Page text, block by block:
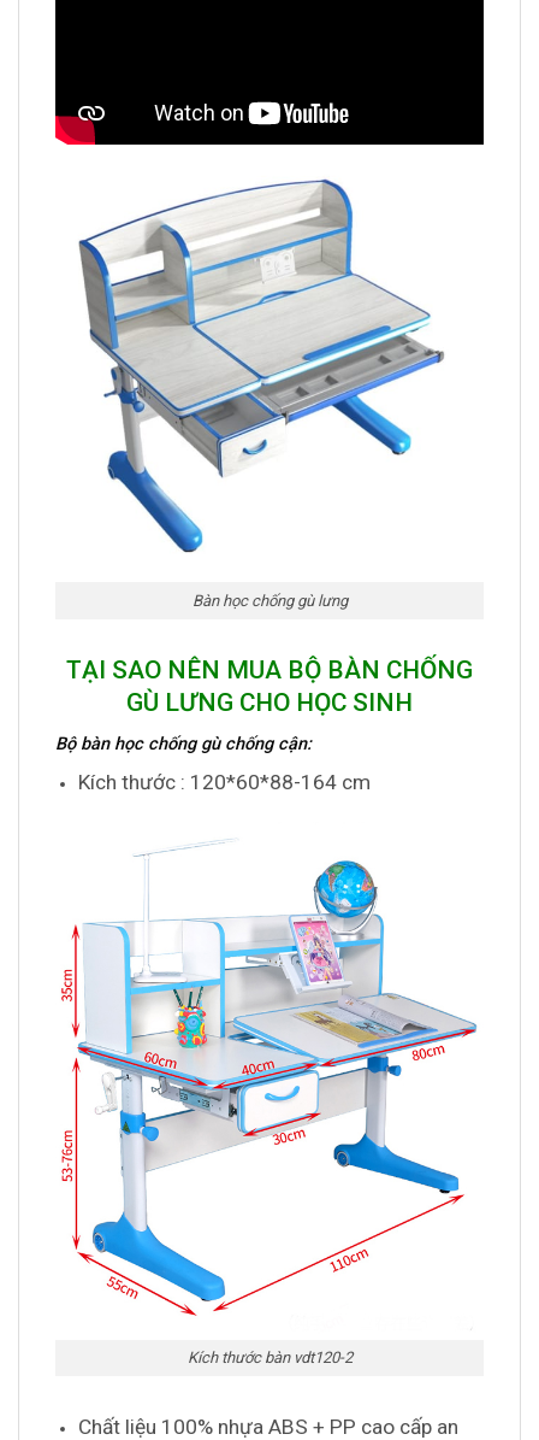
Bàn học chống gù lưng
TẠI SAO NÊN MUA BỘ BÀN CHỐNG
GÙ LƯNG CHO HỌC SINH
Bộ bàn học chống gù chống cận:
Kích thước : 120*60*88-164 cm
Kích thước bàn vdt120-2
Chất liệu 100% nhựa ABS + PP cao cấp an